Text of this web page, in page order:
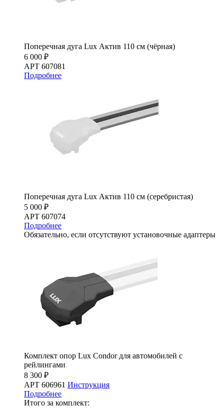
Поперечная дуга Lux Актив 110 см (чёрная)
6 000 ₽
АРТ 607081
Подробнее
Поперечная дуга Lux Актив 110 см (серебристая)
5 000 ₽
АРТ 607074
Подробнее
Обязательно, если отсутствуют установочные адаптеры
Комплект опор Lux Condor для автомобилей с
рейлингами
8 300 ₽
АРТ 606961 Инструкция
Подробнее
Итого за комплект: